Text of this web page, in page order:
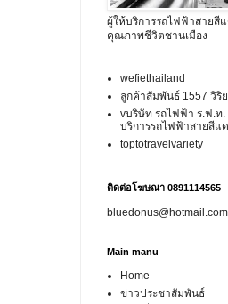
ผู้ให้บริการรถไฟฟ้าสายสี
คุณภาพชีวิตชานเมือง
wefiethailand
ลูกค้าสัมพันธ์ 1557 วิริ
vบริษัท รถไฟฟ้า ร.ฟ.ท.
บริการรถไฟฟ้าสายสีแ
toptotravelvariety
ติดต่อโฆษณา 0891114565
bluedonus@hotmail.com
Main manu
Home
ข่าวประชาสัมพันธ์